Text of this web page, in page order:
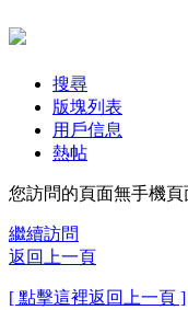
搜尋
版塊列表
用戶信息
熱帖
您訪問的頁面無手機
繼續訪問
返回上一頁
[ 點擊這裡返回上一頁 ]